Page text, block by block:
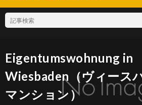
Eigentumswohnung in
Wiesbaden（ヴィース
マンション）